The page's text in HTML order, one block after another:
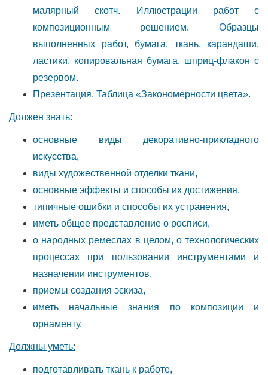
малярный скотч. Иллюстрации работ с
композиционным решением. Образцы
выполненных работ, бумага, ткань, карандаши,
ластики, копировальная бумага, шприц-флакон с
резервом.
Презентация. Таблица «Закономерности цвета».
Должен знать:
основные виды декоративно-прикладного
искусства,
виды художественной отделки ткани,
основные эффекты и способы их достижения,
типичные ошибки и способы их устранения,
иметь общее представление о росписи,
о народных ремеслах в целом, о технологических
процессах при пользовании инструментами и
назначении инструментов,
приемы создания эскиза,
иметь начальные знания по композиции и
орнаменту.
Должны уметь:
подготавливать ткань к работе,